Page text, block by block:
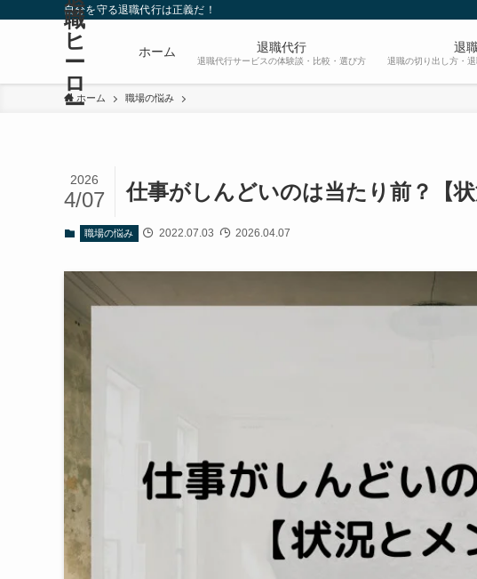
自分を守る退職代行は正義だ！
職
ヒ
ー
ロ
ー
ホーム 退職代行
退職代行サービスの体験談・比較・選び方
退
退職の切り出し方・
ホーム 職場の悩み
仕事がしんどいのは当たり前？【状
2026
4/07
職場の悩み 2022.07.03 2026.04.07